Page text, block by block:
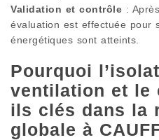
Validation et contrôle :
évaluation est effectuée pour
énergétiques sont atteints.
Pourquoi
ventilation et le
ils clés dans la
globale à